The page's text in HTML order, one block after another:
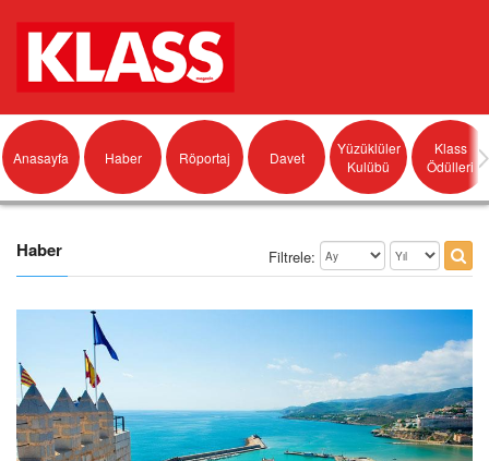
Anasayfa Haber Röportaj Davet
Yüzüklüler
Kulübü
Klass
Ödülleri
Haber Filtrele: